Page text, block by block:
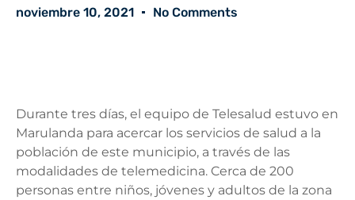
noviembre 10, 2021 No Comments
Durante tres días, el equipo de Telesalud estuvo en
Marulanda para acercar los servicios de salud a la
población de este municipio, a través de las
modalidades de telemedicina. Cerca de 200
personas entre niños, jóvenes y adultos de la zona